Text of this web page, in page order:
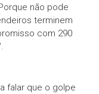
não pode
terminem
com 290
falar que o golpe